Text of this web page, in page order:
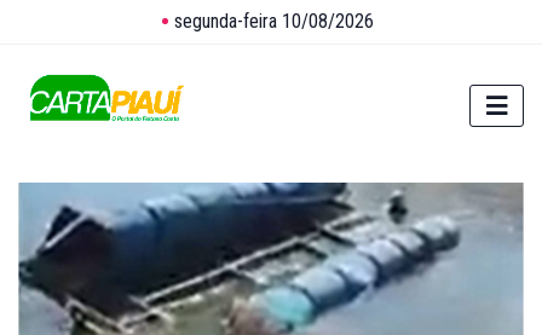
segunda-feira 10/08/2026